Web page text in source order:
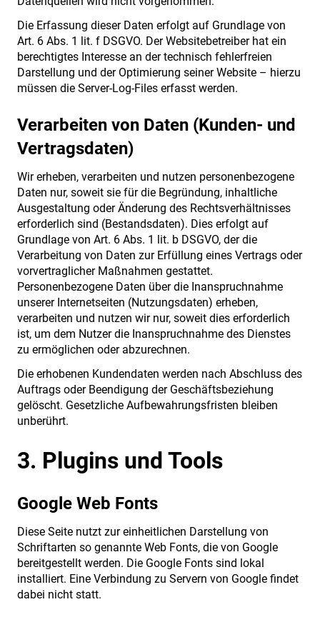
Die Erfassung dieser Daten erfolgt auf Grundlage von
Art. 6 Abs. 1 lit. f DSGVO. Der Websitebetreiber hat ein
berechtigtes Interesse an der technisch fehlerfreien
Darstellung und der Optimierung seiner Website – hierzu
müssen die Server-Log-Files erfasst werden.
Verarbeiten von Daten (Kunden- und
Vertragsdaten)
Wir erheben, verarbeiten und nutzen personenbezogene
Daten nur, soweit sie für die Begründung, inhaltliche
Ausgestaltung oder Änderung des Rechtsverhältnisses
erforderlich sind (Bestandsdaten). Dies erfolgt auf
Grundlage von Art. 6 Abs. 1 lit. b DSGVO, der die
Verarbeitung von Daten zur Erfüllung eines Vertrags oder
vorvertraglicher Maßnahmen gestattet.
Personenbezogene Daten über die Inanspruchnahme
unserer Internetseiten (Nutzungsdaten) erheben,
verarbeiten und nutzen wir nur, soweit dies erforderlich
ist, um dem Nutzer die Inanspruchnahme des Dienstes
zu ermöglichen oder abzurechnen.
Die erhobenen Kundendaten werden nach Abschluss des
Auftrags oder Beendigung der Geschäftsbeziehung
gelöscht. Gesetzliche Aufbewahrungsfristen bleiben
unberührt.
3. Plugins und Tools
Google Web Fonts
Diese Seite nutzt zur einheitlichen Darstellung von
Schriftarten so genannte Web Fonts, die von Google
bereitgestellt werden. Die Google Fonts sind lokal
installiert. Eine Verbindung zu Servern von Google findet
dabei nicht statt.